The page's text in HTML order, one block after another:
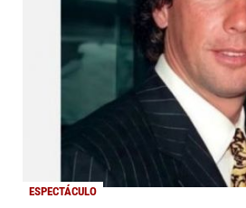
ESPECTÁCULO